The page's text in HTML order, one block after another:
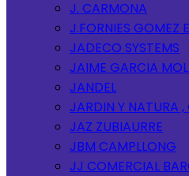
J. CARMONA
J.FORNIES GOMEZ
JADECO SYSTEMS
JAIME GARCIA
JANDEL
JARDIN Y NATURA
JAZ ZUBIAURRE
JBM CAMPLLONG
JJ COMERCIAL